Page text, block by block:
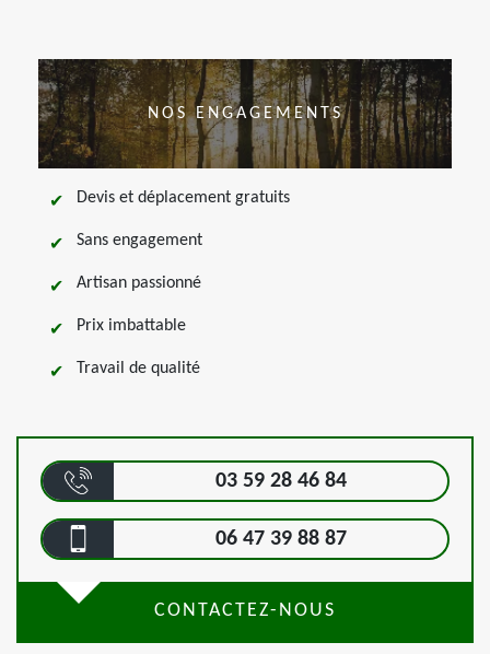
NOS ENGAGEMENTS
Devis et déplacement gratuits
Sans engagement
Artisan passionné
Prix imbattable
Travail de qualité
03 59 28 46 84
06 47 39 88 87
CONTACTEZ-NOUS